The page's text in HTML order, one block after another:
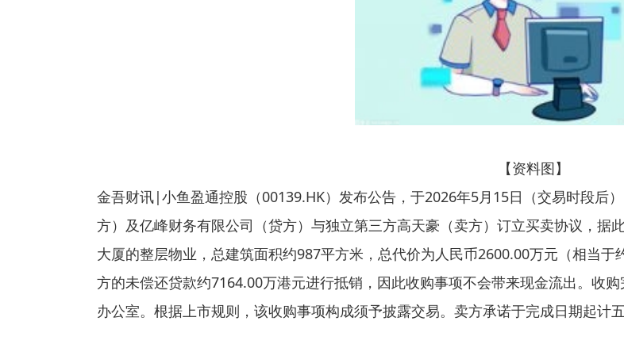
【资料图】
金吾财讯|小鱼盈通控股（00139.HK）发布公告，于2026年5月15日（交易时段后
方）及亿峰财务有限公司（贷方）与独立第三方高天豪（卖方）订立买卖协议，据
大厦的整层物业，总建筑面积约987平方米，总代价为人民币2600.00万元（相当
方的未偿还贷款约7164.00万港元进行抵销，因此收购事项不会带来现金流出。收
办公室。根据上市规则，该收购事项构成须予披露交易。卖方承诺于完成日期起计